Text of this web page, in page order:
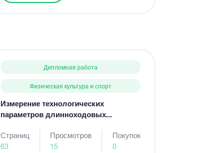
Дипломная работа
Физическая культура и спорт
Измерение технологических
параметров длинноходовых...
Страниц
63
Просмотров
15
Покупок
0